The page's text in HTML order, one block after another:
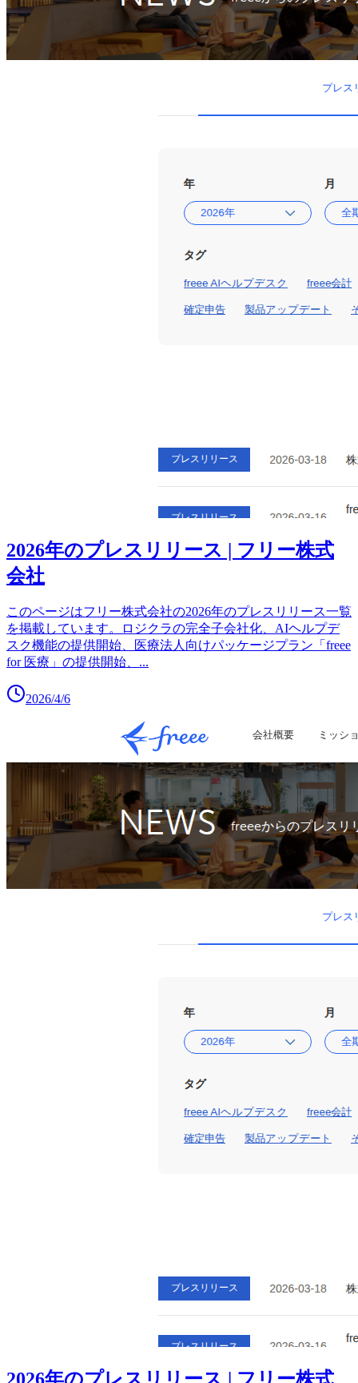
2026年のプレスリリース | フリー株式
会社
このページはフリー株式会社の2026年のプレスリリース一覧
を掲載しています。ロジクラの完全子会社化、AIヘルプデ
スク機能の提供開始、医療法人向けパッケージプラン「freee
for 医療」の提供開始、 ...
2026/4/6